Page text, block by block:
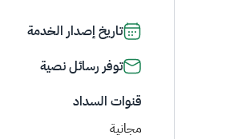
تاريخ إصدار الخدمة
توفر رسائل نصية
قنوات السداد
مجانية